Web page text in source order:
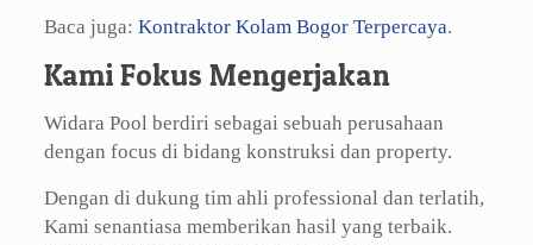
Baca juga: Kontraktor Kolam Bogor Terpercaya.
Kami Fokus Mengerjakan
Widara Pool berdiri sebagai sebuah perusahaan
dengan focus di bidang konstruksi dan property.
Dengan di dukung tim ahli professional dan terlatih,
Kami senantiasa memberikan hasil yang terbaik.